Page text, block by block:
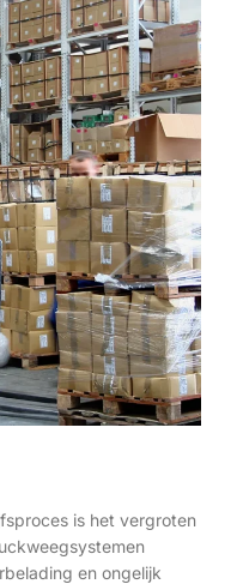
is het vergroten
en ongelijk